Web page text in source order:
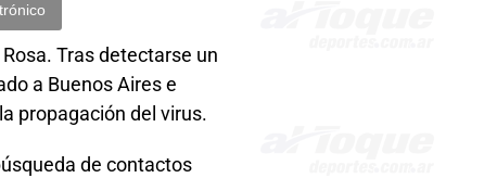
Tras detectarse un
a Buenos Aires e
propagación del virus.
de contactos